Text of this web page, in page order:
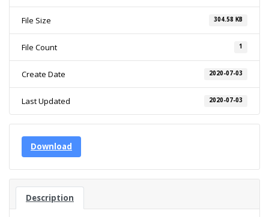
File Size 304.58 KB
File Count 1
Create Date 2020-07-03
Last Updated 2020-07-03
Download
Description